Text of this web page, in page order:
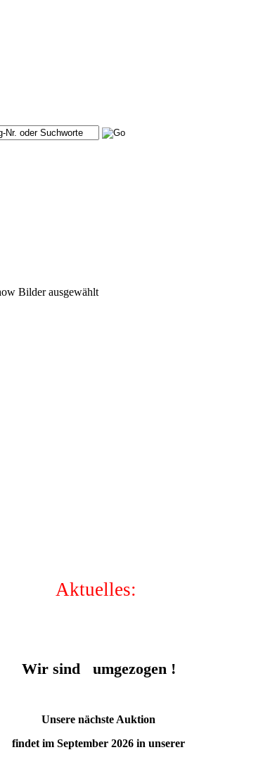
Aktuelles:
Wir sind umgezogen !
Unsere nächste Auktion
findet im September 2026 in unserer